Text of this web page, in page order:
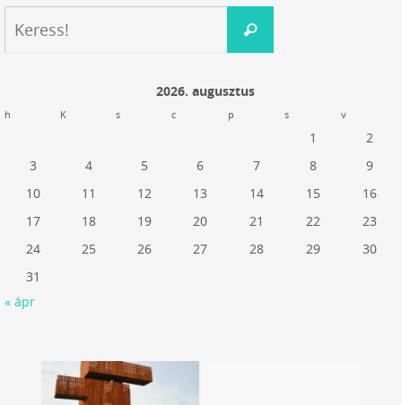
Keress!
2026. augusztus
h K s c p s v
1
2
3
4 5 6 7 8
9
10
11 12 13 14 15
16
17
18 19 20 21 22
23
24
25 26 27 28 29
30
31
« ápr